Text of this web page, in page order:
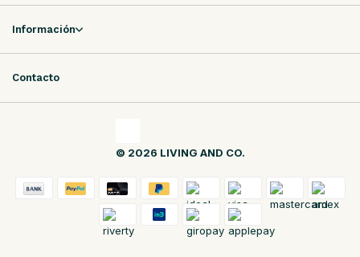
Información
Contacto
© 2026 LIVING AND CO.